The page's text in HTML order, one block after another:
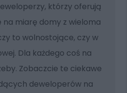
którzy oferują
na miarę domy z wieloma
to wolnostojące, czy w
Dla każdego coś na
Zobaczcie te ciekawe
deweloperów na